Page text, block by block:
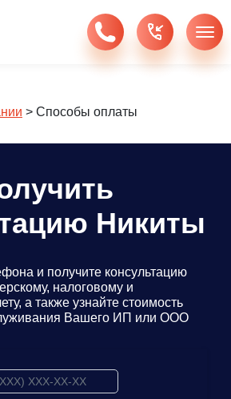
> Способы оплаты
Никиты
и получите консультацию
налоговому и
а также узнайте стоимость
Вашего ИП или ООО